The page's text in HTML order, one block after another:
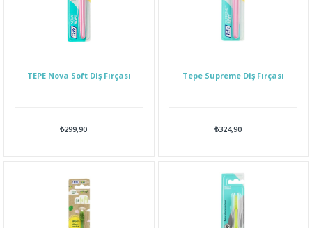
TEPE Nova Soft Diş Fırçası
₺299,90
Tepe Supreme Diş Fırçası
₺324,90